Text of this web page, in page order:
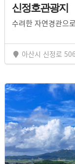
신정호관광지
수려한 자연경관으
아산시 신정로 506